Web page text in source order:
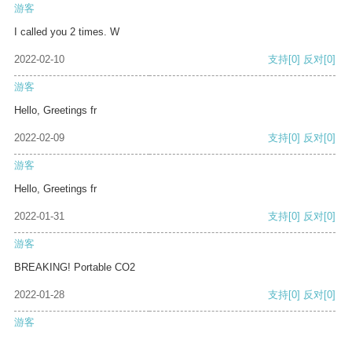
游客
I called you 2 times. W
2022-02-10 支持[0] 反对[0]
游客
Hello, Greetings fr
2022-02-09 支持[0] 反对[0]
游客
Hello, Greetings fr
2022-01-31 支持[0] 反对[0]
游客
BREAKING! Portable CO2
2022-01-28 支持[0] 反对[0]
游客